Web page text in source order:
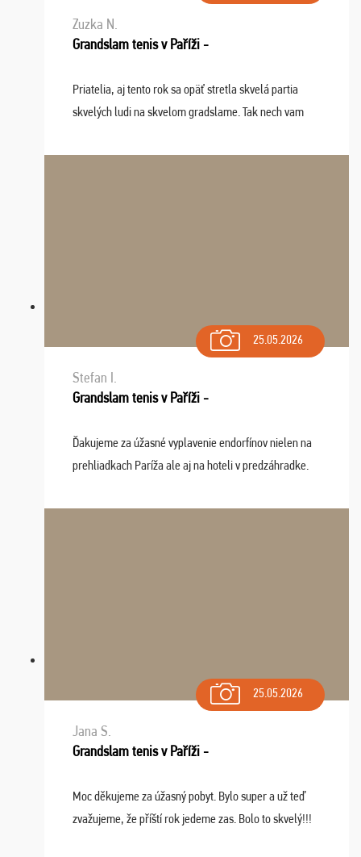
Zuzka N.
Grandslam tenis v Paříži -
Priatelia, aj tento rok sa opäť stretla skvelá partia
skvelých ludi na skvelom gradslame. Tak nech vam
sa na budúci rok. Prajem vam este veľa ta ...
25.05.2026
Stefan I.
Grandslam tenis v Paříži -
Ďakujeme za úžasné vyplavenie endorfínov nielen na
prehliadkach Paríža ale aj na hoteli v predzáhradke.
spomínať a zväžujeme repete budúci rok : ...
25.05.2026
Jana S.
Grandslam tenis v Paříži -
Moc děkujeme za úžasný pobyt. Bylo super a už teď
zvažujeme, že příští rok jedeme zas. Bolo to skvelý!!!